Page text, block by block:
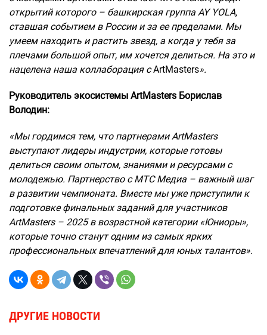
открытий которого – башкирская группа AY YOLA,
ставшая событием в России и за ее пределами. Мы
умеем находить и растить звезд, а когда у тебя за
плечами большой опыт, им хочется делиться. На это и
нацелена наша коллаборация сArtMasters».
Руководитель экосистемы ArtMasters Борислав
Володин:
«Мы гордимся тем, что партнерами ArtMasters
выступают лидеры индустрии, которые готовы
делиться своим опытом, знаниями и ресурсами с
молодежью. Партнерство с МТС Медиа – важный шаг
в развитии чемпионата. Вместе мы уже приступили к
подготовке финальных заданий для участников
ArtMasters – 2025 в возрастной категории «Юниоры»,
которые точно станут одним из самых ярких
профессиональных впечатлений для юных талантов».
ДРУГИЕ НОВОСТИ